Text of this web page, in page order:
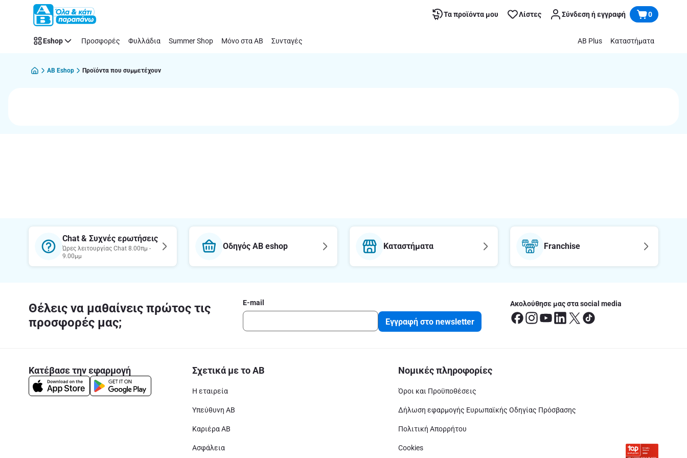
Παράλειψη Τα προϊόντα μου Λίστες Σύνδεση ή εγγραφή 0
Eshop Προσφορές Φυλλάδια Summer Shop Μόνο στα ΑΒ Συνταγές AB Plus Καταστήματα
AB Eshop Προϊόντα που συμμετέχουν
Chat & Συχνές ερωτήσεις
Ώρες λειτουργίας Chat 8.00πμ -
9.00μμ
Οδηγός AB eshop Καταστήματα Franchise
Θέλεις να μαθαίνεις πρώτος τις
προσφορές μας;
E-mail
Εγγραφή στο newsletter
Ακολούθησε μας στα social media
Κατέβασε την εφαρμογή Σχετικά με το ΑΒ
Η εταιρεία
Υπεύθυνη ΑΒ
Καριέρα ΑΒ
Ασφάλεια
Νομικές πληροφορίες
Όροι και Προϋποθέσεις
Δήλωση εφαρμογής Ευρωπαϊκής Οδηγίας Πρόσβασης
Πολιτική Απορρήτου
Cookies